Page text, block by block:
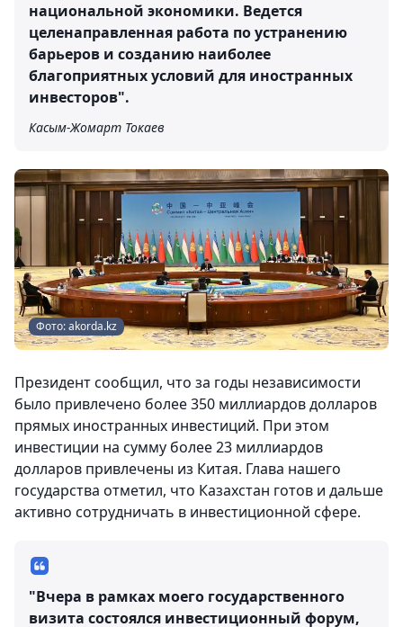
национальной экономики. Ведется
целенаправленная работа по устранению
барьеров и созданию наиболее
благоприятных условий для иностранных
инвесторов".
Касым-Жомарт Токаев
Фото: akorda.kz
Президент сообщил, что за годы независимости
было привлечено более 350 миллиардов долларов
прямых иностранных инвестиций. При этом
инвестиции на сумму более 23 миллиардов
долларов привлечены из Китая. Глава нашего
государства отметил, что Казахстан готов и дальше
активно сотрудничать в инвестиционной сфере.
"Вчера в рамках моего государственного
визита состоялся инвестиционный форум,